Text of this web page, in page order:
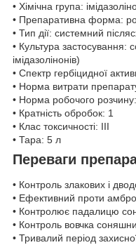
• Хімічна група:
• Препаративна форма:
• Тип дії: системний
• Культура застосування:
імідазолінонів)
• Спектр гербіцидної
• Норма витрати
• Норма робочого
• Кратність обробок: 1
• Клас токсичності: III
• Тара: 5 л
Переваги
• Контроль злакових і
• Ефективний проти
• Контролює падалицю
• Контроль вовчка
• Тривалий період